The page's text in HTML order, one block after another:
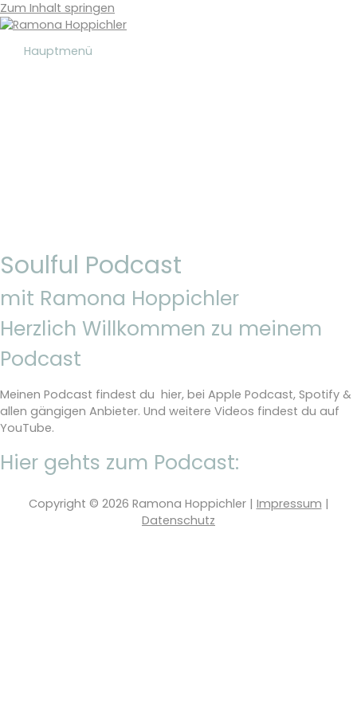
Zum Inhalt springen
Hauptmenü
Soulful Podcast
mit Ramona Hoppichler
Herzlich Willkommen zu meinem
Podcast
Meinen Podcast findest du hier, bei Apple Podcast, Spotify &
allen gängigen Anbieter. Und weitere Videos findest du auf
YouTube.
Hier gehts zum Podcast:
Copyright © 2026 Ramona Hoppichler| Impressum |
Datenschutz